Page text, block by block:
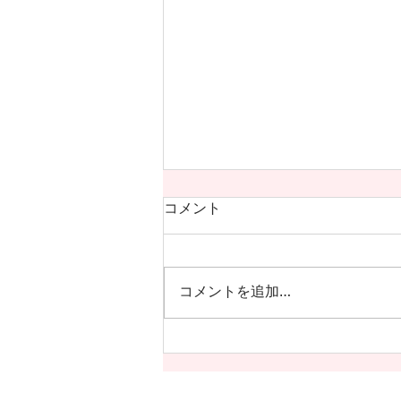
脳神経外科の極意
コメント
コメントを追加…